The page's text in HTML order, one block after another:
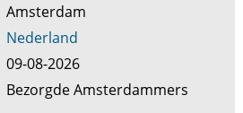
Amsterdam
Nederland
09-08-2026
Bezorgde Amsterdammers